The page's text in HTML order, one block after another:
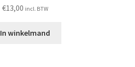
€13,00 incl. BTW
In winkelmand